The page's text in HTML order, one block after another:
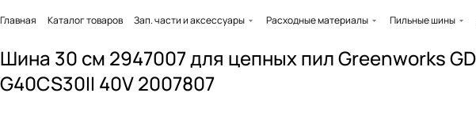
Главная Каталог товаров Зап. части и аксессуары Расходные материалы Пильные шины
Шина 30 см 2947007 для цепных пил Greenworks
G40CS30II 40V 2007807